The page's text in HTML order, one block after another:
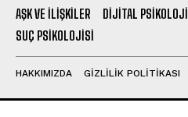
AŞK VE İLIŞKILER
DIJITAL PSIKOLOJI
SUÇ PSIKOLOJISI
HAKKIMIZDA GIZLILIK POLITIKASI